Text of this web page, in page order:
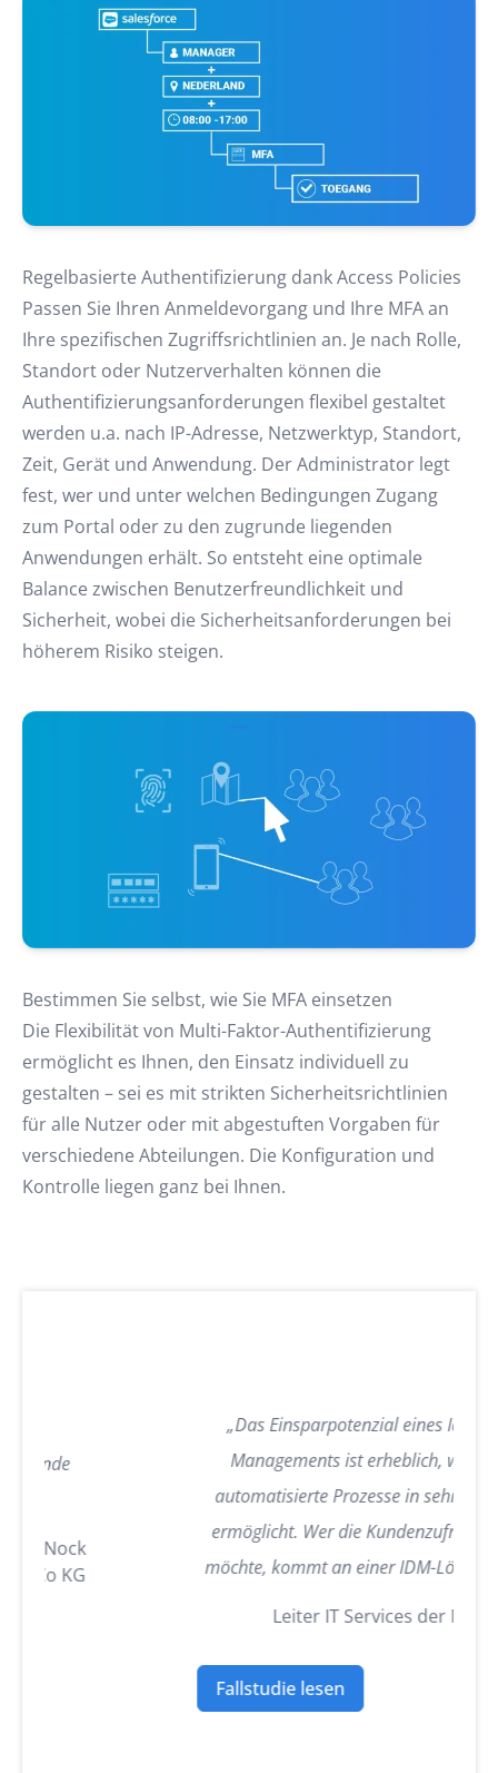
Regelbasierte Authentifizierung dank Access Policies
Passen Sie Ihren Anmeldevorgang und Ihre MFA an
Ihre spezifischen Zugriffsrichtlinien an. Je nach Rolle,
Standort oder Nutzerverhalten können die
Authentifizierungsanforderungen flexibel gestaltet
werden u.a. nach IP-Adresse, Netzwerktyp, Standort,
Zeit, Gerät und Anwendung. Der Administrator legt
fest, wer und unter welchen Bedingungen Zugang
zum Portal oder zu den zugrunde liegenden
Anwendungen erhält. So entsteht eine optimale
Balance zwischen Benutzerfreundlichkeit und
Sicherheit, wobei die Sicherheitsanforderungen bei
höherem Risiko steigen.
Bestimmen Sie selbst, wie Sie MFA einsetzen
Die Flexibilität von Multi-Faktor-Authentifizierung
ermöglicht es Ihnen, den Einsatz individuell zu
gestalten – sei es mit strikten Sicherheitsrichtlinien
für alle Nutzer oder mit abgestuften Vorgaben für
verschiedene Abteilungen. Die Konfiguration und
Kontrolle liegen ganz bei Ihnen.
Managements ist erheblich, weil es komplett
automatisierte Prozesse in sehr vielen Bereichen